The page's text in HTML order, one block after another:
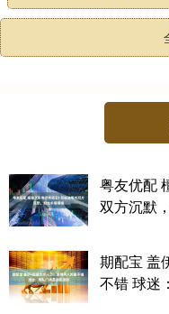
粤友优配
双方沉默
期配宝 盖
不错 球迷